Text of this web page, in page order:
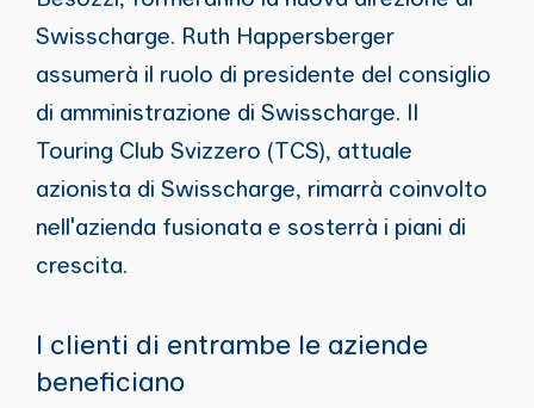
Swisscharge. Ruth Happersberger
assumerà il ruolo di presidente del consiglio
di amministrazione di Swisscharge. Il
Touring Club Svizzero (TCS), attuale
azionista di Swisscharge, rimarrà coinvolto
nell'azienda fusionata e sosterrà i piani di
crescita.
I clienti di entrambe le aziende
beneficiano